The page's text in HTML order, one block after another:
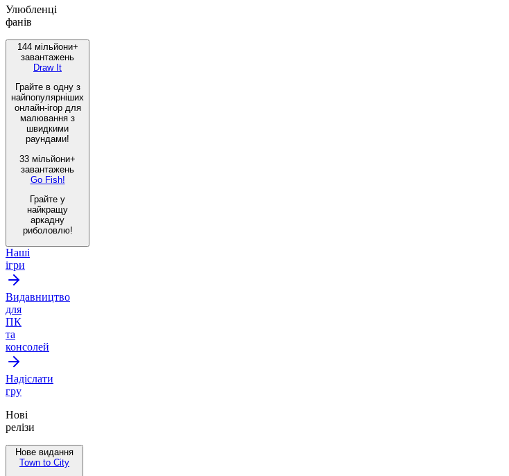
Улюбленці
фанів
144 мільйони+
завантажень
Draw It
Грайте в одну з
найпопулярніших
онлайн-ігор для
малювання з
швидкими
раундами!
33 мільйони+
завантажень
Go Fish!
Грайте у
найкращу
аркадну
риболовлю!
Наші
ігри
Видавництво
для
ПК
та
консолей
Надіслати
гру
Нові
релізи
Нове видання
Town to City